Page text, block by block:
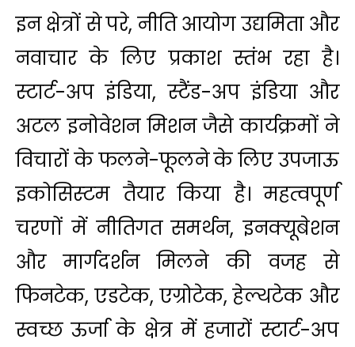
इन क्षेत्रों से परे, नीति आयोग उद्यमिता और
नवाचार के लिए प्रकाश स्तंभ रहा है।
स्टार्ट-अप इंडिया, स्टैंड-अप इंडिया और
अटल इनोवेशन मिशन जैसे कार्यक्रमों ने
विचारों के फलने-फूलने के लिए उपजाऊ
इकोसिस्‍टम तैयार किया है। महत्वपूर्ण
चरणों में नीतिगत समर्थन, इनक्यूबेशन
और मार्गदर्शन मिलने की वजह से
फिनटेक, एडटेक, एग्रोटेक, हेल्थटेक और
स्वच्छ ऊर्जा के क्षेत्र में हजारों स्टार्ट-अप